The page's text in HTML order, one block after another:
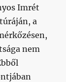
Imrét
a
nem